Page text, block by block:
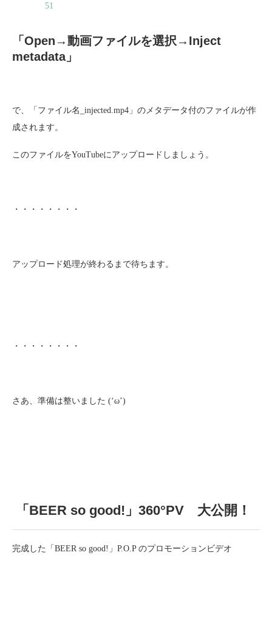
「Open→動画ファイルを選択→Inject
metadata」
で、「ファイル名_injected.mp4」のメタデータ付のファイルが作
成されます。
このファイルをYouTubeにアップロードしましょう。
・・・・・・・・
アップロード処理が終わるまで待ちます。
・・・・・・・・
さあ、準備は整いました (‘ω’)
「BEER so good!」360°PV 大公開！
完成した「BEER so good!」P.O.P のプロモーションビデオ